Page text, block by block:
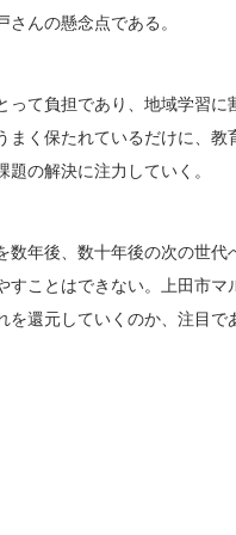
んの懸念点である。
って負担であり、地域学習
まく保たれているだけに、
の解決に注力していく。
数年後、数十年後の次の世
すことはできない。上田市
を還元していくのか、注目で